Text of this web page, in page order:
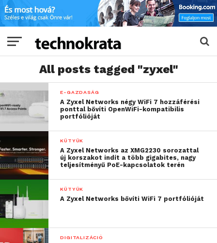
All posts tagged "zyxel"
E-GAZDASÁG
A Zyxel Networks négy WiFi 7 hozzáférési
ponttal bővíti OpenWiFi-kompatibilis
portfólióját
KÜTYÜK
A Zyxel Networks az XMG2230 sorozattal
új korszakot indít a több gigabites, nagy
teljesítményű PoE-kapcsolatok terén
KÜTYÜK
A Zyxel Networks bővíti WiFi 7 portfólióját
DIGITALIZÁCIÓ